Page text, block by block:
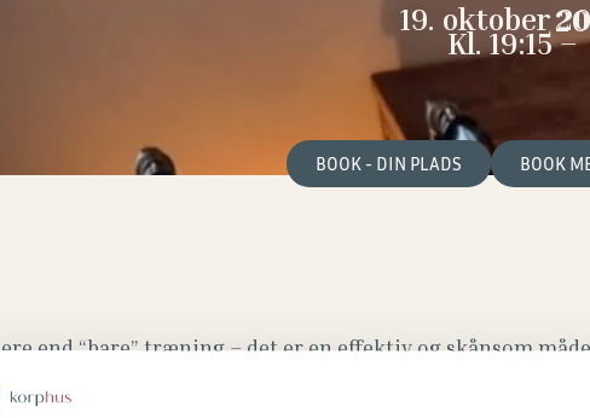
19. oktober
Kl. 19:15 –
BOOK - DIN PLADS BOOK
end “bare” træning – det er en effektiv og skånsom